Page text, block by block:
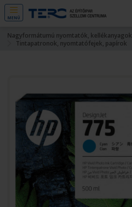
MENÜ
Nagyformátumú nyomtatók, kellékanyagok
Tintapatronok, nyomtatófejek, papírok